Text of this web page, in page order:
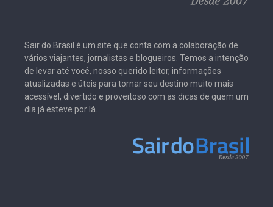
Sair do Brasil é um site que conta com a colaboração de
vários viajantes, jornalistas e blogueiros. Temos a intenção
de levar até você, nosso querido leitor, informações
atualizadas e úteis para tornar seu destino muito mais
acessível, divertido e proveitoso com as dicas de quem um
dia já esteve por lá.